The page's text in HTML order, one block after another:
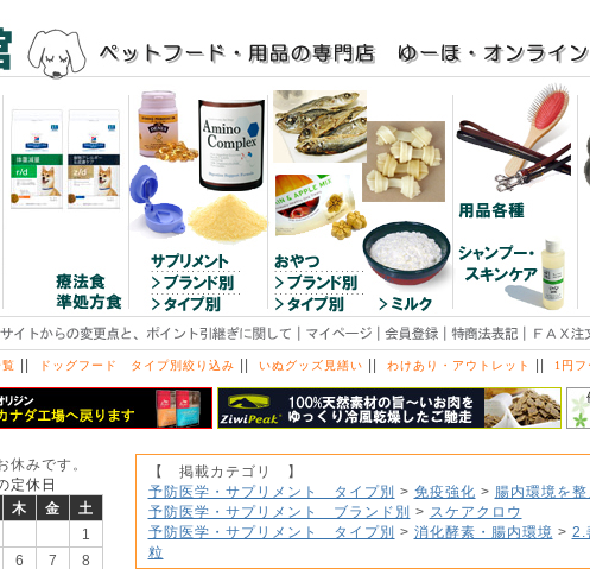
|| ドッグフード タイプ別絞り込み || いぬグッズ見繕い || わけあり・アウトレット || 1円
休みです。
定休日
木 金
土
1
6 7
8
【 掲載カテゴリ 】
予防医学・サプリメント タイプ別 > 免疫強化 > 腸内環境を
予防医学・サプリメント ブランド別 > スケアクロウ
予防医学・サプリメント タイプ別 > 消化酵素・腸内環境 > 2.
粒